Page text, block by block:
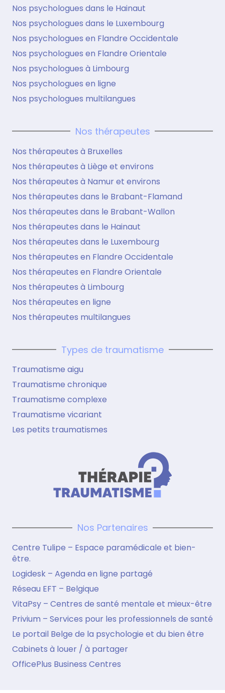
Nos psychologues dans le Hainaut
Nos psychologues dans le Luxembourg
Nos psychologues en Flandre Occidentale
Nos psychologues en Flandre Orientale
Nos psychologues à Limbourg
Nos psychologues en ligne
Nos psychologues multilangues
Nos thérapeutes
Nos thérapeutes à Bruxelles
Nos thérapeutes à Liège et environs
Nos thérapeutes à Namur et environs
Nos thérapeutes dans le Brabant-Flamand
Nos thérapeutes dans le Brabant-Wallon
Nos thérapeutes dans le Hainaut
Nos thérapeutes dans le Luxembourg
Nos thérapeutes en Flandre Occidentale
Nos thérapeutes en Flandre Orientale
Nos thérapeutes à Limbourg
Nos thérapeutes en ligne
Nos thérapeutes multilangues
Types de traumatisme
Traumatisme aigu
Traumatisme chronique
Traumatisme complexe
Traumatisme vicariant
Les petits traumatismes
Nos Partenaires
Centre Tulipe – Espace paramédicale et bien-
être.
Logidesk – Agenda en ligne partagé
Réseau EFT – Belgique
VitaPsy – Centres de santé mentale et mieux-être
Privium – Services pour les professionnels de santé
Le portail Belge de la psychologie et du bien être
Cabinets à louer / à partager
OfficePlus Business Centres